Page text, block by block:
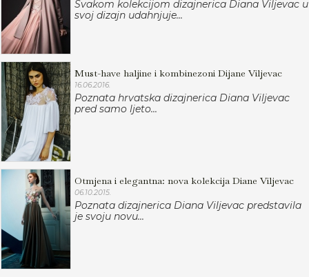
Svakom kolekcijom dizajnerica Diana Viljevac u
svoj dizajn udahnjuje...
Must-have haljine i kombinezoni Dijane Viljevac
16.06.2016.
Poznata hrvatska dizajnerica Diana Viljevac
pred samo ljeto...
Otmjena i elegantna: nova kolekcija Diane Viljevac
06.10.2015.
Poznata dizajnerica Diana Viljevac predstavila
je svoju novu...